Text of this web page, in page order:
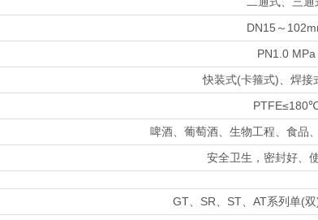
DN15～
PN1.0 MPa
快装式(卡箍式)、焊接
啤酒、葡萄酒、生物工程、食品
安全卫生，密封好、
GT、SR、ST、AT系列单(